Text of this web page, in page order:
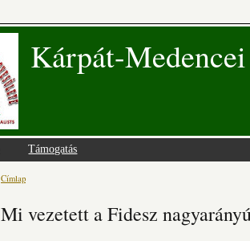
Kárpát-
Támogatás
Jelenlegi hely
Címlap
Mi vezetett a Fidesz